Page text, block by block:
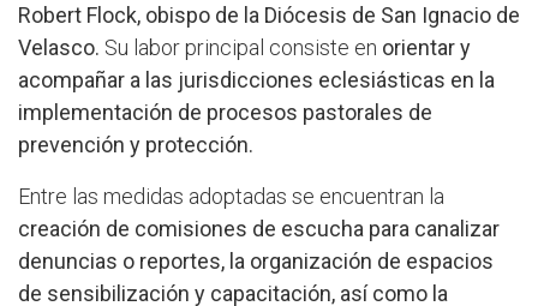
Robert Flock, obispo de la Diócesis de San Ignacio de
Velasco. Su labor principal consiste en orientar y
acompañar a las jurisdicciones eclesiásticas en la
implementación de procesos pastorales de
prevención y protección.
Entre las medidas adoptadas se encuentran la
creación de comisiones de escucha para canalizar
denuncias o reportes, la organización de espacios
de sensibilización y capacitación, así como la